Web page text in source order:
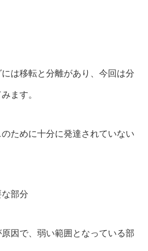
は移転と分離があり、今回は分
ます。
ために十分に発達されていない
部分
因で、弱い範囲となっている部